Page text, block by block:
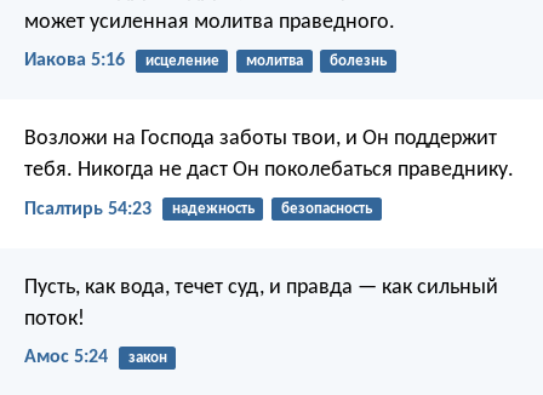
может усиленная молитва праведного.
Иакова 5:16 исцеление молитва болезнь
Возложи на Господа заботы твои, и Он поддержит
тебя. Никогда не даст Он поколебаться праведнику.
Псалтирь 54:23 надежность безопасность
Пусть, как вода, течет суд, и правда — как сильный
поток!
Амос 5:24 закон